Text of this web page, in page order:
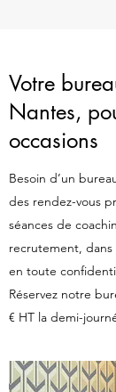
Votre
Nantes,
occasions
Besoin d’un
des rendez-vous
séances de
recrutement,
en toute
Réservez notre
€ HT la demi-